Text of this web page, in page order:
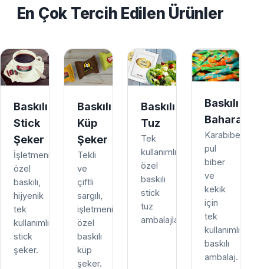
En Çok Tercih Edilen Ürünler
Baskılı
Stick
Şeker
İşletmenize
özel
baskılı,
hijyenik
tek
kullanımlık
stick
şeker.
Baskılı
Küp
Şeker
Tekli
ve
çiftli
sargılı,
işletmenize
özel
baskılı
küp
şeker.
Baskılı
Tuz
Tek
kullanımlık,
özel
baskılı
stick
tuz
ambalajları.
Baskılı
Baharat
Karabiber,
pul
biber
ve
kekik
için
tek
kullanımlık
baskılı
ambalaj.